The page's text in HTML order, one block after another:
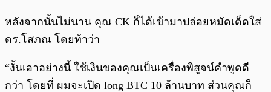
หลังจากนั้นไม่นาน คุณ CK ก็ได้เข้ามาปล่อยหมัดเด็ดใส่
ดร.โสภณ โดยท้าว่า
“งั้นเอาอย่างนี้ ใช้เงินของคุณเป็นเครื่องพิสูจน์คำพูดดี
กว่า โดยที่ ผมจะเปิด long BTC 10 ล้านบาท ส่วนคุณก็